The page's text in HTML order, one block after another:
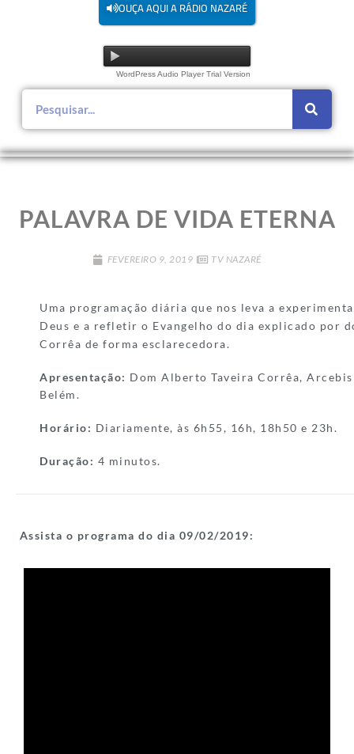
OUÇA AQUI A RÁDIO NAZARÉ
WordPress Audio Player Trial Version
PALAVRA DE VIDA ETERNA
FEVEREIRO 9, 2019 TV NAZARÉ
Uma programação diária que nos leva a
Deus e a refletir o Evangelho do dia explicado por
Corrêa de forma esclarecedora.
Apresentação: Dom Alberto Taveira Corrêa,
Belém.
Horário: Diariamente, às 6h55, 16h, 18h50 e 23h.
Duração: 4 minutos.
Assista o programa do dia 09/02/2019: